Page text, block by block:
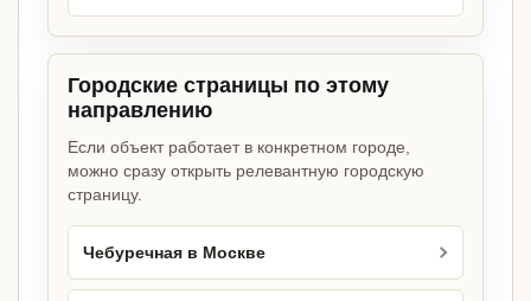
Городские страницы по этому
направлению
Если объект работает в конкретном городе,
можно сразу открыть релевантную городскую
страницу.
Чебуречная в Москве